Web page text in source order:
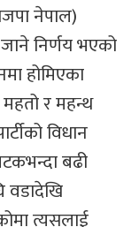
नेपाल)
निर्णय भएको
होमिएका
महतो र महन्थ
विधान
बढी
वडादेखि
त्यसलाई